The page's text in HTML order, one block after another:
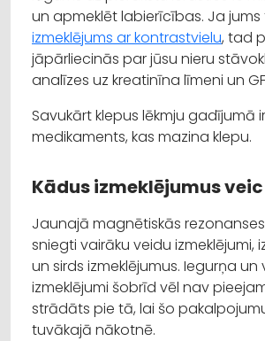
un apmeklēt labierīcības. Ja jums
izmeklējums ar kontrastvielu, tad
jāpārliecinās par jūsu nieru
analīzes uz kreatinīna līmeni un
Savukārt klepus lēkmju gadījumā
medikaments, kas mazina klepu.
Kādus izmeklējumus
Jaunajā magnētiskās
sniegti vairāku veidu izmeklējumi,
un sirds izmeklējumus. Iegurņa un
izmeklējumi šobrīd vēl nav
strādāts pie tā, lai šo
tuvākajā nākotnē.